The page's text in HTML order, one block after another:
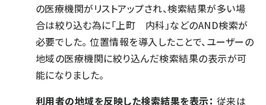
の医療機関がリストアップされ、検索結果が多い場
合は絞り込む為に「上町 内科」などのAND検索が
必要でした。 位置情報を導入したことで、ユーザーの
地域の医療機関に絞り込んだ検索結果の表示が可
能になりました。
利用者の地域を反映した検索結果を表示： 従来は